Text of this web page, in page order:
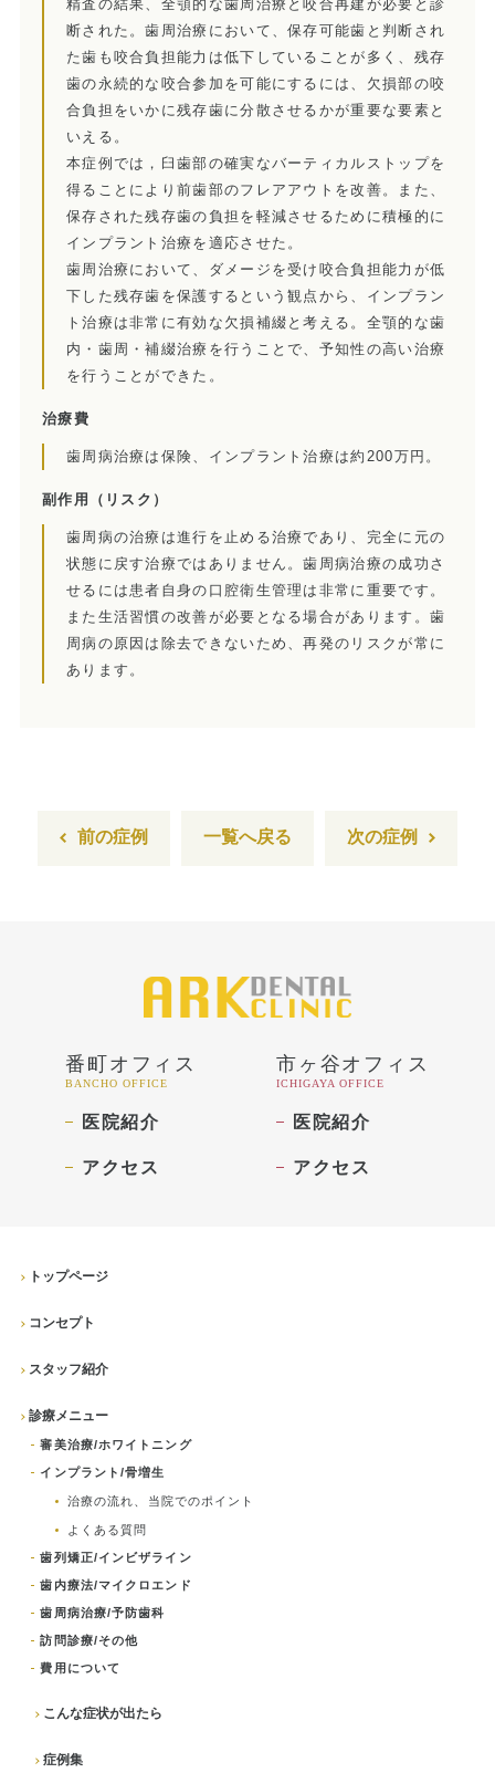
ペリオドンタルメディスン
再生療法とは
予防歯科とは
症例集
訪問診療/その他
訪問診療とは
歯科用CT
特殊義歯とは
症例集
費用について
マイクロスコープ歯科治療
歯周外科治療（再生療法）
ホワイトニング
歯列矯正
精査の結果、全顎的な歯周治療と咬合再建が必要と診
断された。歯周治療において、保存可能歯と判断され
た歯も咬合負担能力は低下していることが多く、残存
歯の永続的な咬合参加を可能にするには、欠損部の咬
合負担をいかに残存歯に分散させるかが重要な要素と
いえる。
本症例では，臼歯部の確実なバーティカルストップを
得ることにより前歯部のフレアアウトを改善。また、
保存された残存歯の負担を軽減させるために積極的に
インプラント治療を適応させた。
歯周治療において、ダメージを受け咬合負担能力が低
下した残存歯を保護するという観点から、インプラン
ト治療は非常に有効な欠損補綴と考える。全顎的な歯
内・歯周・補綴治療を行うことで、予知性の高い治療
を行うことができた。
治療費
歯周病治療は保険、インプラント治療は約200万円。
副作用 （リスク）
歯周病の治療は進行を止める治療であり、完全に元の
状態に戻す治療ではありません。歯周病治療の成功さ
せるには患者自身の口腔衛生管理は非常に重要です。
また生活習慣の改善が必要となる場合があります。歯
周病の原因は除去できないため、再発のリスクが常に
あります。
前の症例 一覧へ戻る 次の症例
番町オフィス
BANCHO OFFICE
医院紹介
アクセス
市ヶ谷オフィス
ICHIGAYA OFFICE
医院紹介
アクセス
トップページ
コンセプト
スタッフ紹介
診療メニュー
審美治療/ホワイトニング
インプラント/骨増生
治療の流れ、当院でのポイント
よくある質問
歯列矯正/インビザライン
歯内療法/マイクロエンド
歯周病治療/予防歯科
訪問診療/その他
費用について
こんな症状が出たら
症例集